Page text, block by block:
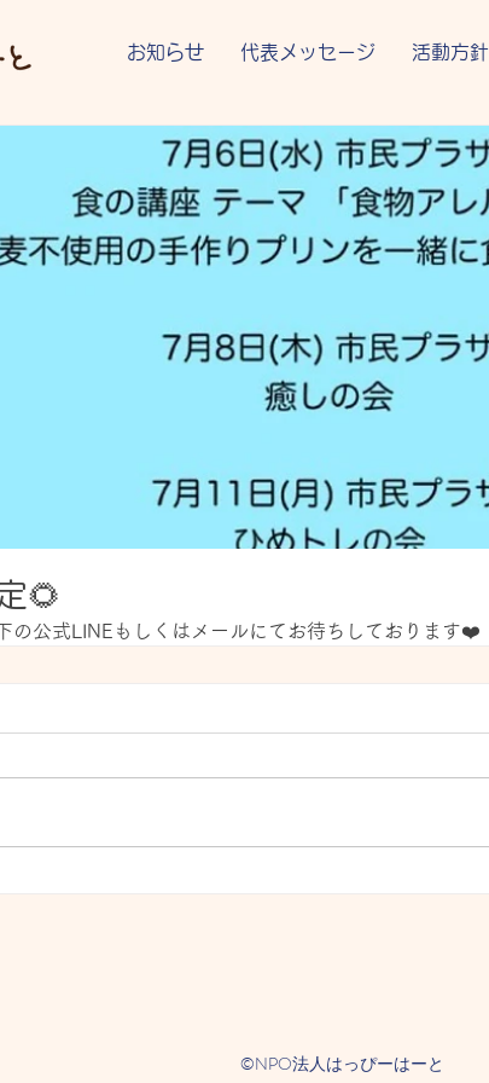
お知らせ 代表メッセージ 活動方針
🌻
の公式LINEもしくはメールにてお待ちしております❤️
©NPO法人はっぴーはーと